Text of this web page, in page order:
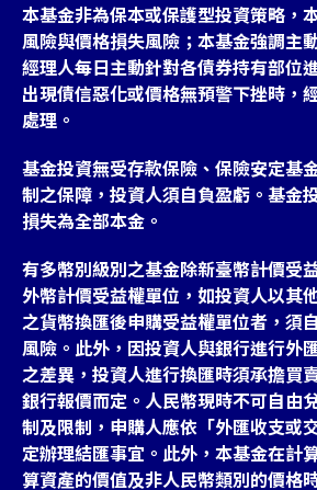
本基金非為保本或保護型投資策略，
風險與價格損失風險；本基金強調主
經理人每日主動針對各債券持有部位
出現債信惡化或價格無預警下挫時，
處理。
基金投資無受存款保險、保險安定基
制之保障，投資人須自負盈虧。基金
損失為全部本金。
有多幣別級別之基金除新臺幣計價受
外幣計價受益權單位，如投資人以其
之貨幣換匯後申購受益權單位者，須
風險。此外，因投資人與銀行進行外
之差異，投資人進行換匯時須承擔買
銀行報價而定。人民幣現時不可自由
制及限制，申購人應依「外匯收支或
定辦理結匯事宜。此外，本基金在計
算資產的價值及非人民幣類別的價格